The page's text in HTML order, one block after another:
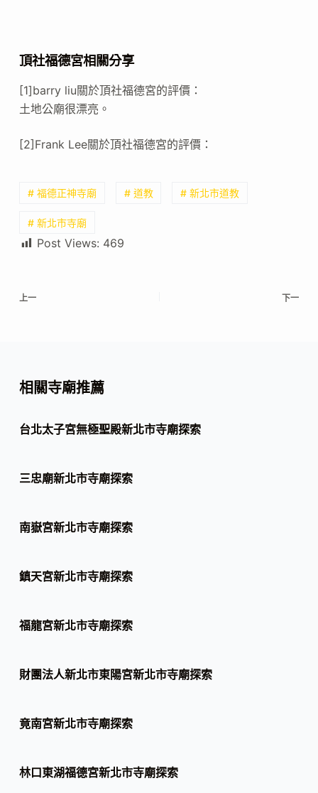
頂社福德宮相關分享
[1]barry liu關於頂社福德宮的評價：
土地公廟很漂亮。
[2]Frank Lee關於頂社福德宮的評價：
# 福德正神寺廟 # 道教 # 新北市道教
# 新北市寺廟
Post Views: 469
上一 下一
相關寺廟推薦
台北太子宮無極聖殿新北市寺廟探索
三忠廟新北市寺廟探索
南嶽宮新北市寺廟探索
鎮天宮新北市寺廟探索
福龍宮新北市寺廟探索
財團法人新北市東陽宮新北市寺廟探索
竟南宮新北市寺廟探索
林口東湖福德宮新北市寺廟探索